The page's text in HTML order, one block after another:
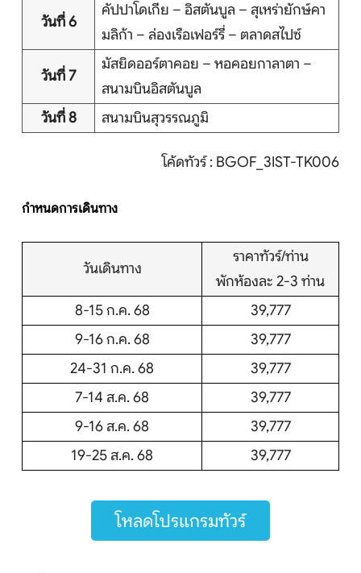
วันที่ 6
คัปปาโดเกีย – อิสตันบูล – สุเหร่ายักษ์คา
มลิก้า – ล่องเรือเฟอร์รี่ – ตลาดสไปซ์
วันที่ 7
มัสยิดออร์ตาคอย – หอคอยกาลาตา –
สนามบินอิสตันบูล
วันที่ 8
สนามบินสุวรรณภูมิ
โค้ดทัวร์ : BGOF_3IST-TK006
กำหนดการเดินทาง
วันเดินทาง
ราคาทัวร์/ท่าน
พักห้องละ 2-3 ท่าน
8-15 ก.ค. 68
39,777
9-16 ก.ค. 68
39,777
24-31 ก.ค. 68
39,777
7-14 ส.ค. 68
39,777
9-16 ส.ค. 68
39,777
19-25 ส.ค. 68
39,777
โหลดโปรแกรมทัวร์